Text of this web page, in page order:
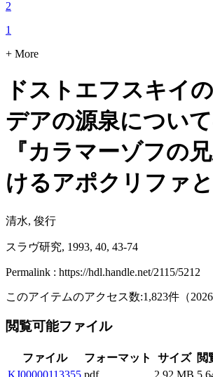
2
1
+ More
ドストエフスキイ
デアの源泉につい
『カラマーゾフの
けるアポクリファ
清水, 俊行
スラヴ研究, 1993, 40, 43-74
Permalink : https://hdl.handle.net/2115/5212
このアイテムのアクセス数:1,823件 （
閲覧可能ファイル
ファイル フォーマット サイズ 閲